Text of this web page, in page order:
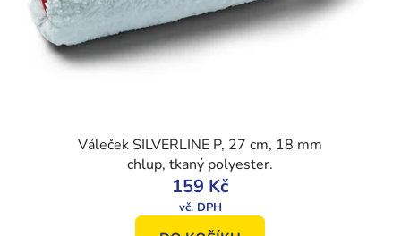
Váleček SILVERLINE P, 27 cm, 18 mm
chlup, tkaný polyester.
159 Kč